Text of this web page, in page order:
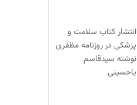
انتشار کتاب سلامت و
پزشکی در روزنامه مظفری
نوشته سیدقاسم
یاحسینی